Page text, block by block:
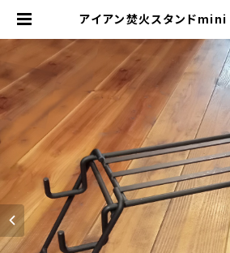
アイアン焚火スタンド